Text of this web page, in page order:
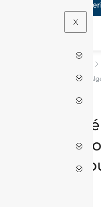
X
Rentabilité locative en
Algérie :
pouvez-